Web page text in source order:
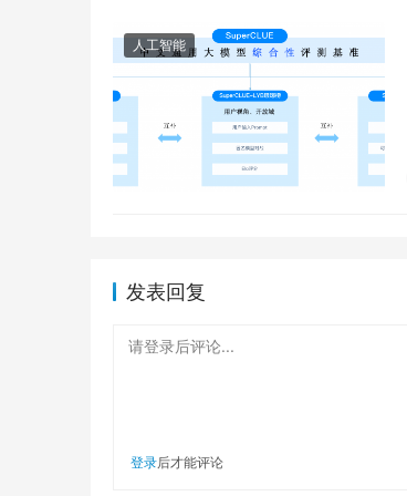
人工智能
发表回复
请登录后评论...
登录后才能评论